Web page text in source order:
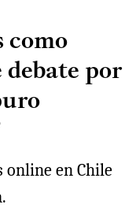
como
debate por
online en Chile